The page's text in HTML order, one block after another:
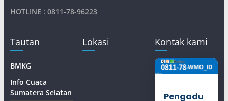
HOTLINE : 0811-78-96223
Tautan
BMKG
Info Cuaca
Sumatera Selatan
Lokasi Kontak kami
Pengadu